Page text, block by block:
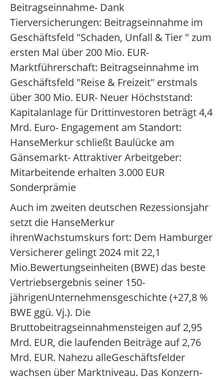
Beitragseinnahme- Dank
Tierversicherungen: Beitragseinnahme im
Geschäftsfeld "Schaden, Unfall & Tier " zum
ersten Mal über 200 Mio. EUR-
Marktführerschaft: Beitragseinnahme im
Geschäftsfeld "Reise & Freizeit" erstmals
über 300 Mio. EUR- Neuer Höchststand:
Kapitalanlage für Drittinvestoren beträgt 4,4
Mrd. Euro- Engagement am Standort:
HanseMerkur schließt Baulücke am
Gänsemarkt- Attraktiver Arbeitgeber:
Mitarbeitende erhalten 3.000 EUR
Sonderprämie
Auch im zweiten deutschen Rezessionsjahr
setzt die HanseMerkur
ihrenWachstumskurs fort: Dem Hamburger
Versicherer gelingt 2024 mit 22,1
Mio.Bewertungseinheiten (BWE) das beste
Vertriebsergebnis seiner 150-
jährigenUnternehmensgeschichte (+27,8 %
BWE ggü. Vj.). Die
Bruttobeitragseinnahmensteigen auf 2,95
Mrd. EUR, die laufenden Beiträge auf 2,76
Mrd. EUR. Nahezu alleGeschäftsfelder
wachsen über Marktniveau. Das Konzern-